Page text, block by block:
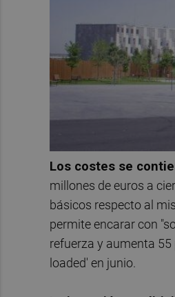
Los costes se
millones de euros a
básicos respecto al
permite encarar con
refuerza y aumenta 55
loaded' en junio.